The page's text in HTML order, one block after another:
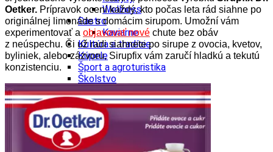
Wellness
Gastro
Kaviarne
Kultúra a tradície
Kúpele
Šport a agroturistika
Školstvo
Ekonomika obchod a doprava
Oetker. Prípravok ocení každý, kto počas leta rád siahne po
originálnej limonáde s domácim sirupom. Umožní vám
experimentovať a objavovať nové chute bez obáv
z neúspechu. Či už radi siahnete po sirupe z ovocia, kvetov,
byliniek, alebo zázvoru, Sirupfix vám zaručí hladkú a tekutú
konzistenciu.